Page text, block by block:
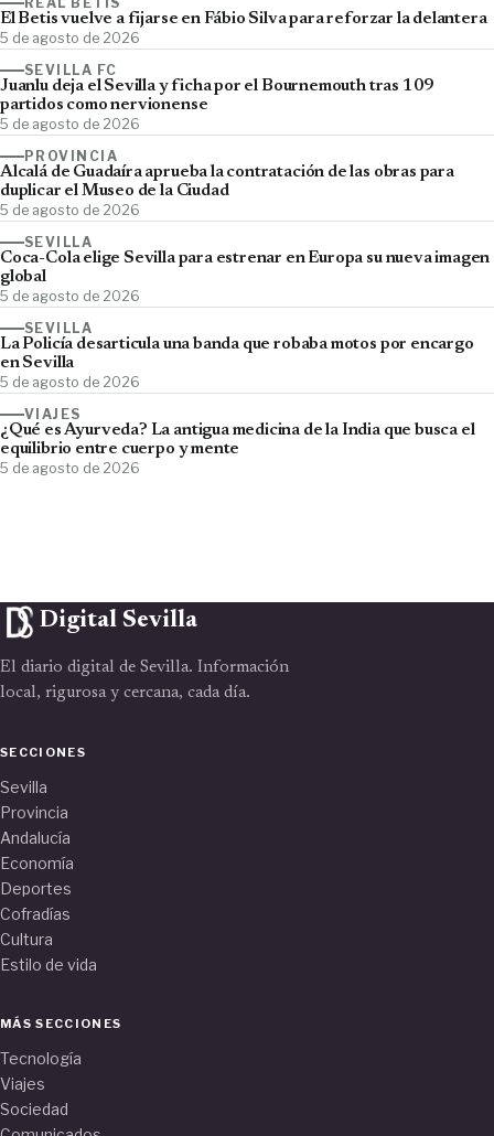
El Betis vuelve a fijarse en Fábio Silva para reforzar la delantera
5 de agosto de 2026
SEVILLA FC
Juanlu deja el Sevilla y ficha por el Bournemouth tras 109
partidos como nervionense
5 de agosto de 2026
PROVINCIA
Alcalá de Guadaíra aprueba la contratación de las obras para
duplicar el Museo de la Ciudad
5 de agosto de 2026
SEVILLA
Coca-Cola elige Sevilla para estrenar en Europa su nueva imagen
global
5 de agosto de 2026
SEVILLA
La Policía desarticula una banda que robaba motos por encargo
en Sevilla
5 de agosto de 2026
VIAJES
¿Qué es Ayurveda? La antigua medicina de la India que busca el
equilibrio entre cuerpo y mente
5 de agosto de 2026
Digital Sevilla
El diario digital de Sevilla. Información
local, rigurosa y cercana, cada día.
SECCIONES
Sevilla
Provincia
Andalucía
Economía
Deportes
Cofradías
Cultura
Estilo de vida
MÁS SECCIONES
Tecnología
Viajes
Sociedad